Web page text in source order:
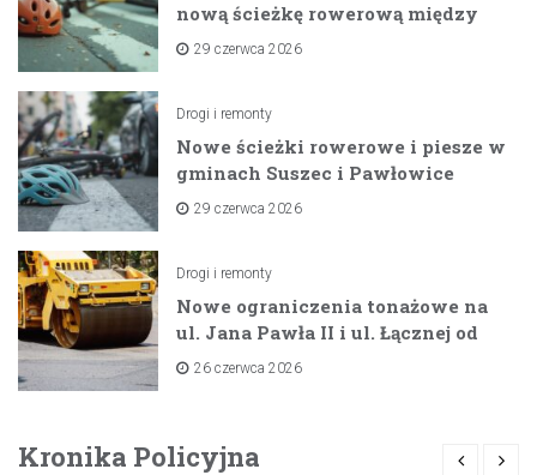
nową ścieżkę rowerową między
zaporami
29 czerwca 2026
Drogi i remonty
Nowe ścieżki rowerowe i piesze w
gminach Suszec i Pawłowice
dzięki unijnemu wsparciu
29 czerwca 2026
Drogi i remonty
Nowe ograniczenia tonażowe na
ul. Jana Pawła II i ul. Łącznej od
lipca 2026 roku
26 czerwca 2026
Kronika Policyjna